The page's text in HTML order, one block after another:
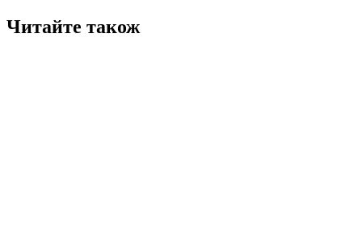
Читайте також